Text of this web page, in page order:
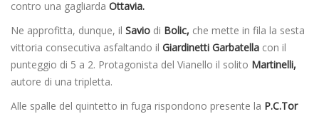
contro una gagliarda Ottavia.
Ne approfitta, dunque, il Savio di Bolic, che mette in fila la sesta
vittoria consecutiva asfaltando il Giardinetti Garbatella con il
punteggio di 5 a 2. Protagonista del Vianello il solito Martinelli,
autore di una tripletta.
Alle spalle del quintetto in fuga rispondono presente la P.C.Tor